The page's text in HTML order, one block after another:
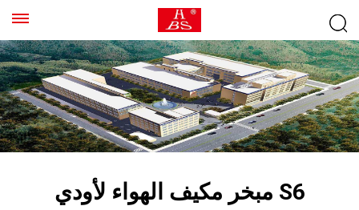
مبخر مكيف الهواء لأودي S6